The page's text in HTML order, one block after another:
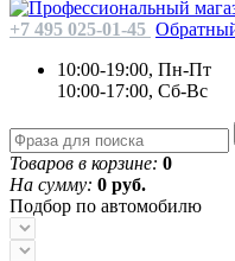
+7 495 025-01-45
10:00-19:00, Пн-Пт
10:00-17:00, Сб-Вс
Товаров в корзине: 0
На сумму: 0 руб.
Подбор по автомобилю